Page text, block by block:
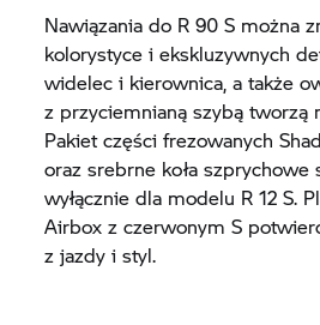
Nawiązania do R 90 S można
kolorystyce i ekskluzywnych
widelec i kierownica, a także
z przyciemnianą szybą tworzą
Pakiet części frezowanych
oraz srebrne koła szprychowe
wyłącznie dla modelu R 12 S.
Airbox z czerwonym S
z jazdy i styl.